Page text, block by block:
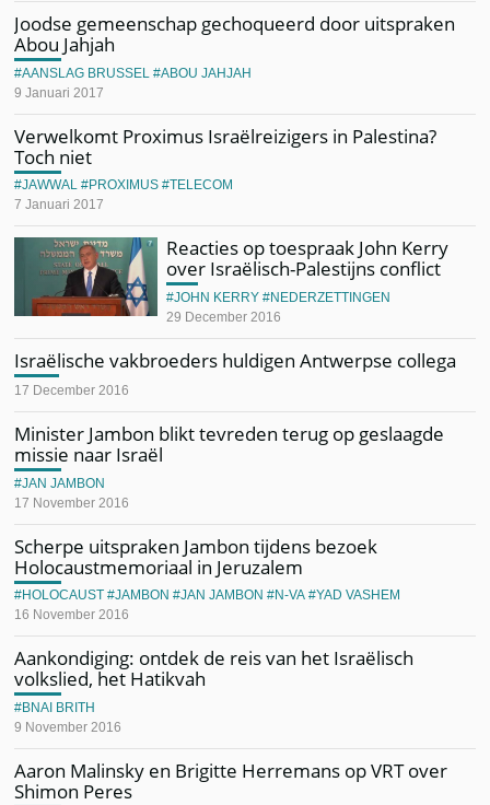
Joodse gemeenschap gechoqueerd door uitspraken
Abou Jahjah
9 Januari 2017
AANSLAG BRUSSEL ABOU JAHJAH
Verwelkomt Proximus Israëlreizigers in Palestina?
Toch niet
7 Januari 2017
JAWWAL PROXIMUS TELECOM
Reacties op toespraak John Kerry
over Israëlisch-Palestijns conflict
29 December 2016
JOHN KERRY NEDERZETTINGEN
Israëlische vakbroeders huldigen Antwerpse collega
17 December 2016
Minister Jambon blikt tevreden terug op geslaagde
missie naar Israël
17 November 2016
JAN JAMBON
Scherpe uitspraken Jambon tijdens bezoek
Holocaustmemoriaal in Jeruzalem
16 November 2016
HOLOCAUST JAMBON JAN JAMBON N-VA YAD VASHEM
Aankondiging: ontdek de reis van het Israëlisch
volkslied, het Hatikvah
9 November 2016
BNAI BRITH
Aaron Malinsky en Brigitte Herremans op VRT over
Shimon Peres